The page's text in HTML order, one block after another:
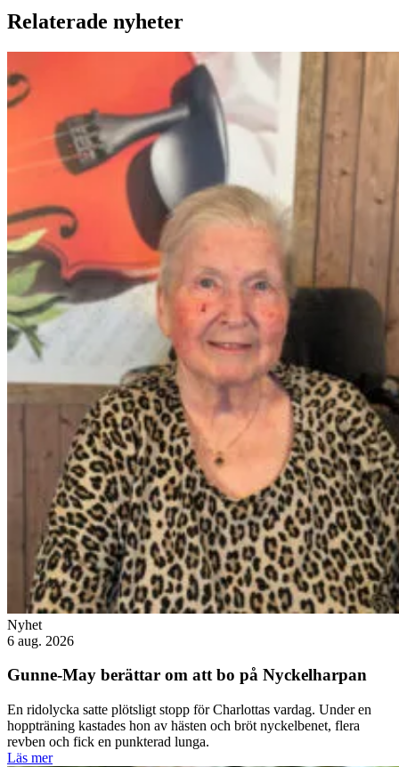
Relaterade nyheter
Nyhet
6 aug. 2026
Gunne-May berättar om att bo på Nyckelharpan
En ridolycka satte plötsligt stopp för Charlottas vardag. Under en
hoppträning kastades hon av hästen och bröt nyckelbenet, flera
revben och fick en punkterad lunga.
Läs mer